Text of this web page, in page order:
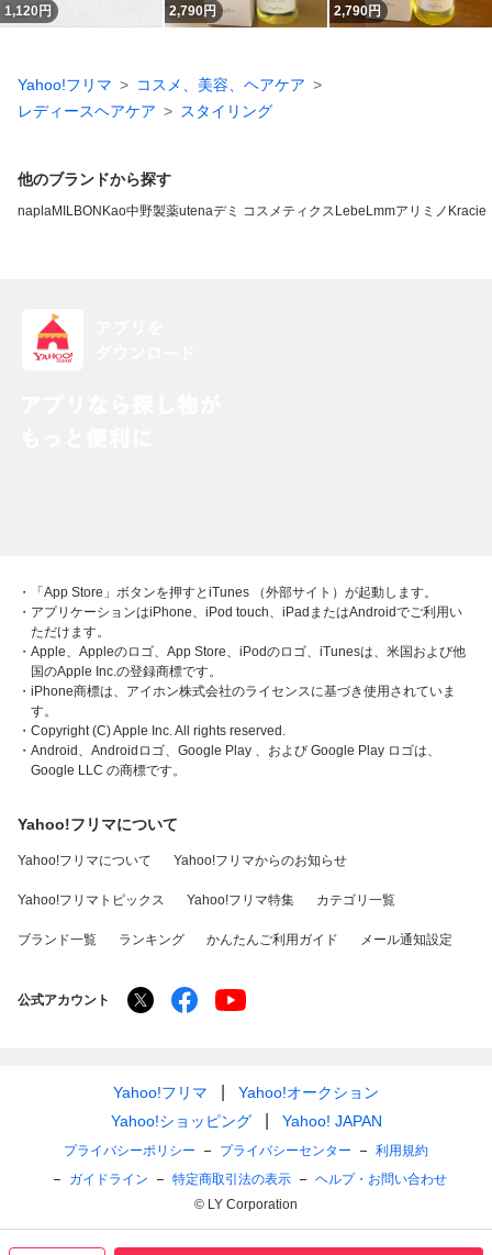
1,120 円 2,790円 2,790円
Yahoo!フリマ
コスメ、美容、ヘアケア
レディースヘアケア
スタイリング
他のブランドから探す
naplaMILBON Kao中野製薬utenaデミ コスメティクス LebeLmmアリミノ Kracie
・「App Store」ボタンを押すとiTunes （外部サイト）が起動します。
・アプリケーションはiPhone、iPod touch、iPadまたはAndroidでご利用い
ただけます。
・Apple、Appleのロゴ、App Store、iPodのロゴ、iTunesは、米国および他
国のApple Inc.の登録商標です。
・iPhone商標は、アイホン株式会社のライセンスに基づき使用されていま
す。
・Copyright (C) Apple Inc. All rights reserved.
・Android、Androidロゴ、Google Play 、および Google Play ロゴは、
Google LLC の商標です。
Yahoo!フリマについて
Yahoo!フリマについて Yahoo!フリマからのお知らせ
Yahoo!フリマトピックス Yahoo!フリマ特集 カテゴリ一覧
ブランド一覧 ランキング かんたんご利用ガイド メール通知設定
公式アカウント
Yahoo!フリマ
Yahoo!オークション
Yahoo!ショッピング
Yahoo! JAPAN
プライバシーポリシー プライバシーセンター
利用規約
ガイドライン
特定商取引法の表示
ヘルプ・お問い合わせ
© LY Corporation